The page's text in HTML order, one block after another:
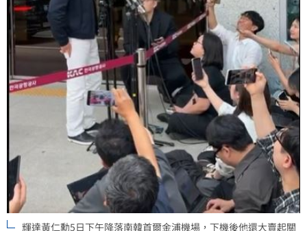
輝達黃仁勳5日下午降落南韓首爾金浦機場，下機後他還大賣起關